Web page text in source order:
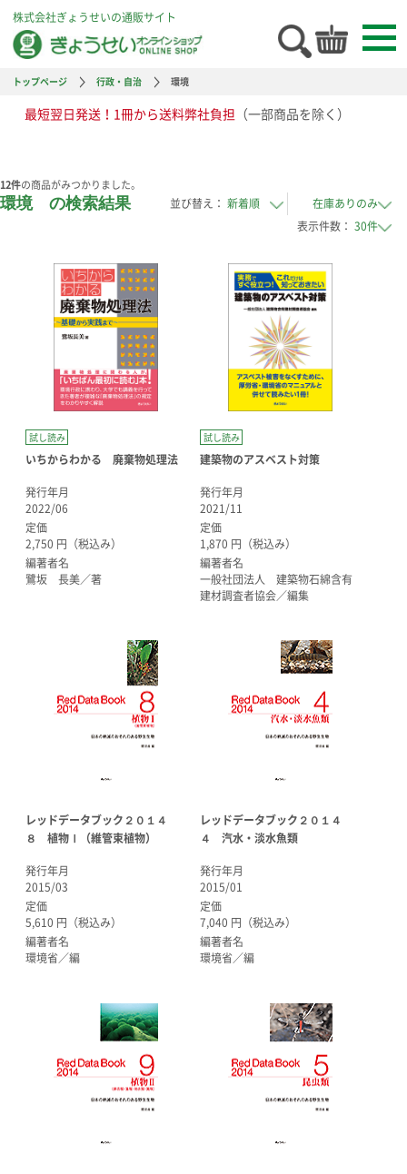
株式会社ぎょうせいの通販サイト
トップページ 行政・自治 環境
最短翌日発送！1冊から送料弊社負担 （一部商品を除く）
12件の商品がみつかりました。
環境 の検索結果
並び替え：
表示件数：
試し読み
いちからわかる 廃棄物処理法
発行年月
2022/06
定価
2,750 円（税込み）
編著者名
鷺坂 長美／著
試し読み
建築物のアスベスト対策
発行年月
2021/11
定価
1,870 円（税込み）
編著者名
一般社団法人 建築物石綿含有
建材調査者協会／編集
レッドデータブック２０１４
８ 植物Ⅰ（維管束植物）
発行年月
2015/03
定価
5,610 円（税込み）
編著者名
環境省／編
レッドデータブック２０１４
４ 汽水・淡水魚類
発行年月
2015/01
定価
7,040 円（税込み）
編著者名
環境省／編